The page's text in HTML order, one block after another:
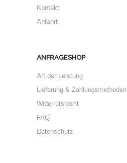
Kontakt
Anfahrt
ANFRAGESHOP
Art der Leistung
Lieferung & Zahlungsmethoden
Widerrufsrecht
FAQ
Datenschutz